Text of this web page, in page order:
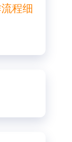
程细